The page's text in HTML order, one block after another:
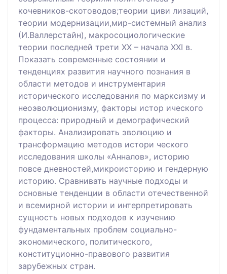
кочевников-скотоводов;теории циви лизаций,
теории модернизации,мир-системный анализ
(И.Валлерстайн), макросоциологические
теории последней трети XX – начала XXI в.
Показать современные состоянии и
тенденциях развития научного познания в
области методов и инструментария
исторического исследования по марксизму и
неоэволюционизму, факторы истор ического
процесса: природный и демографический
факторы. Анализировать эволюцию и
трансформацию методов истори ческого
исследования школы «Анналов», историю
повсе дневностей,микроисторию и гендерную
историю. Сравнивать научные подходы и
основные тенденции в области отечественной
и всемирной истории и интерпретировать
сущность новых подходов к изучению
фундаментальных проблем социально-
экономического, политического,
конституционно-правового развития
зарубежных стран.